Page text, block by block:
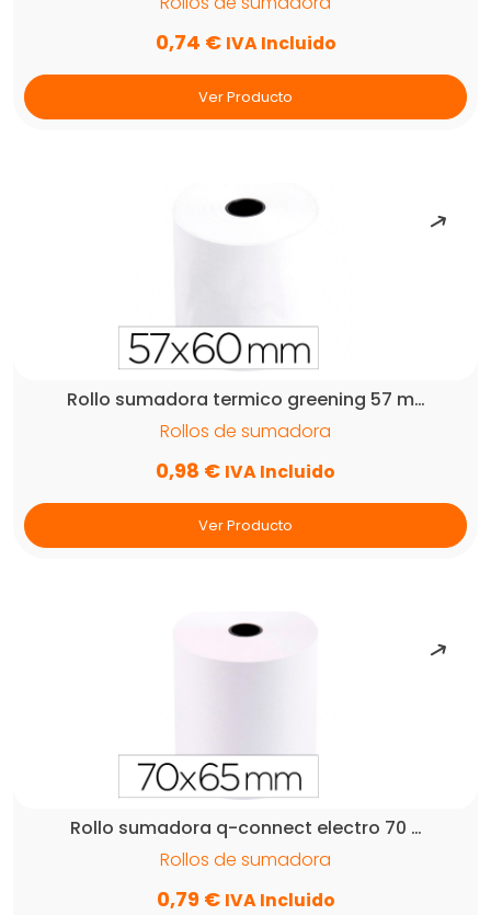
0,74 € IVA Incluido
Ver Producto
Rollo sumadora termico greening 57 m…
Rollos de sumadora
0,98 € IVA Incluido
Ver Producto
Rollo sumadora q-connect electro 70 …
Rollos de sumadora
0,79 € IVA Incluido